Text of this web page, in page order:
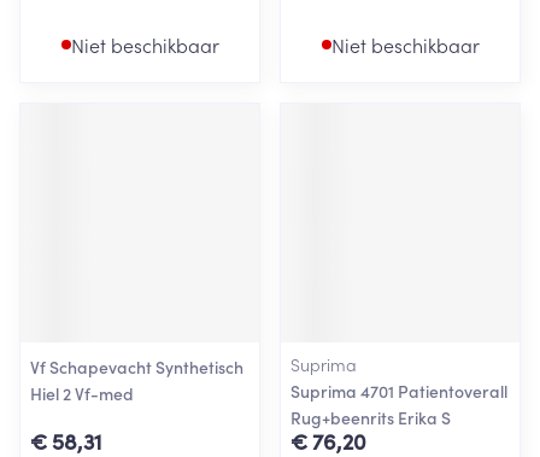
Niet beschikbaar Niet beschikbaar
Vf Schapevacht Synthetisch
Hiel 2 Vf-med
€ 58,31
Suprima
Suprima 4701 Patientoverall
Rug+beenrits Erika S
€ 76,20